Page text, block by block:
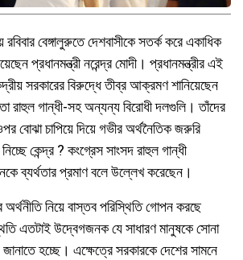
বেঙ্গালুরুতে দেশবাসীকে সতর্ক করে একাধিক
প্রধানমন্ত্রী নরেন্দ্র মোদী। প্রধানমন্ত্রীর এই
সরকারের বিরুদ্ধে তীব্র আক্রমণ শানিয়েছেন
রাহুল গান্ধী-সহ অন্যন্য বিরোধী দলগুলি। তাঁদের
বোঝা চাপিয়ে দিয়ে গভীর অর্থনৈতিক জরুরি
কেন্দ্র ? কংগ্রেস সাংসদ রাহুল গান্ধী
ব্যর্থতার প্রমাণ বলে উল্লেখ করেছেন।
নিয়ে বাস্তব পরিস্থিতি গোপন করছে
এতটাই উদ্বেগজনক যে সাধারণ মানুষকে সোনা
হচ্ছে। এক্ষেত্রে সরকারকে দেশের সামনে